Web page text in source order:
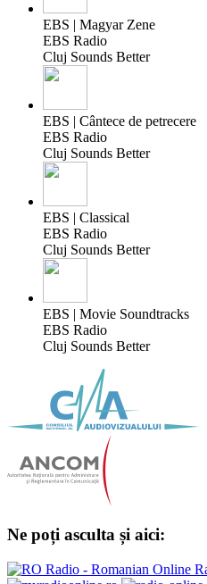
EBS | Magyar Zene
EBS Radio
Cluj Sounds Better
EBS | Cântece de petrecere
EBS Radio
Cluj Sounds Better
EBS | Classical
EBS Radio
Cluj Sounds Better
EBS | Movie Soundtracks
EBS Radio
Cluj Sounds Better
Ne poți asculta și aici: